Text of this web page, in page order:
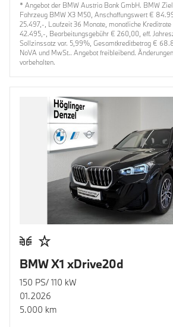
* Angebot der BMW Austria Bank GmbH. BMW
Fahrzeug BMW X3 M50, Anschaffungswert €
25.497,-, Laufzeit 36 Monate, monatliche
42.495,-, Bearbeitungsgebühr € 260,00, eff.
Sollzinssatz var. 5,99%, Gesamtkreditbetrag €
NoVA und MwSt.. Angebot freibleibend.
vorbehalten.
BMW X1 xDrive20d
150 PS/ 110 kW
01.2026
5.000 km